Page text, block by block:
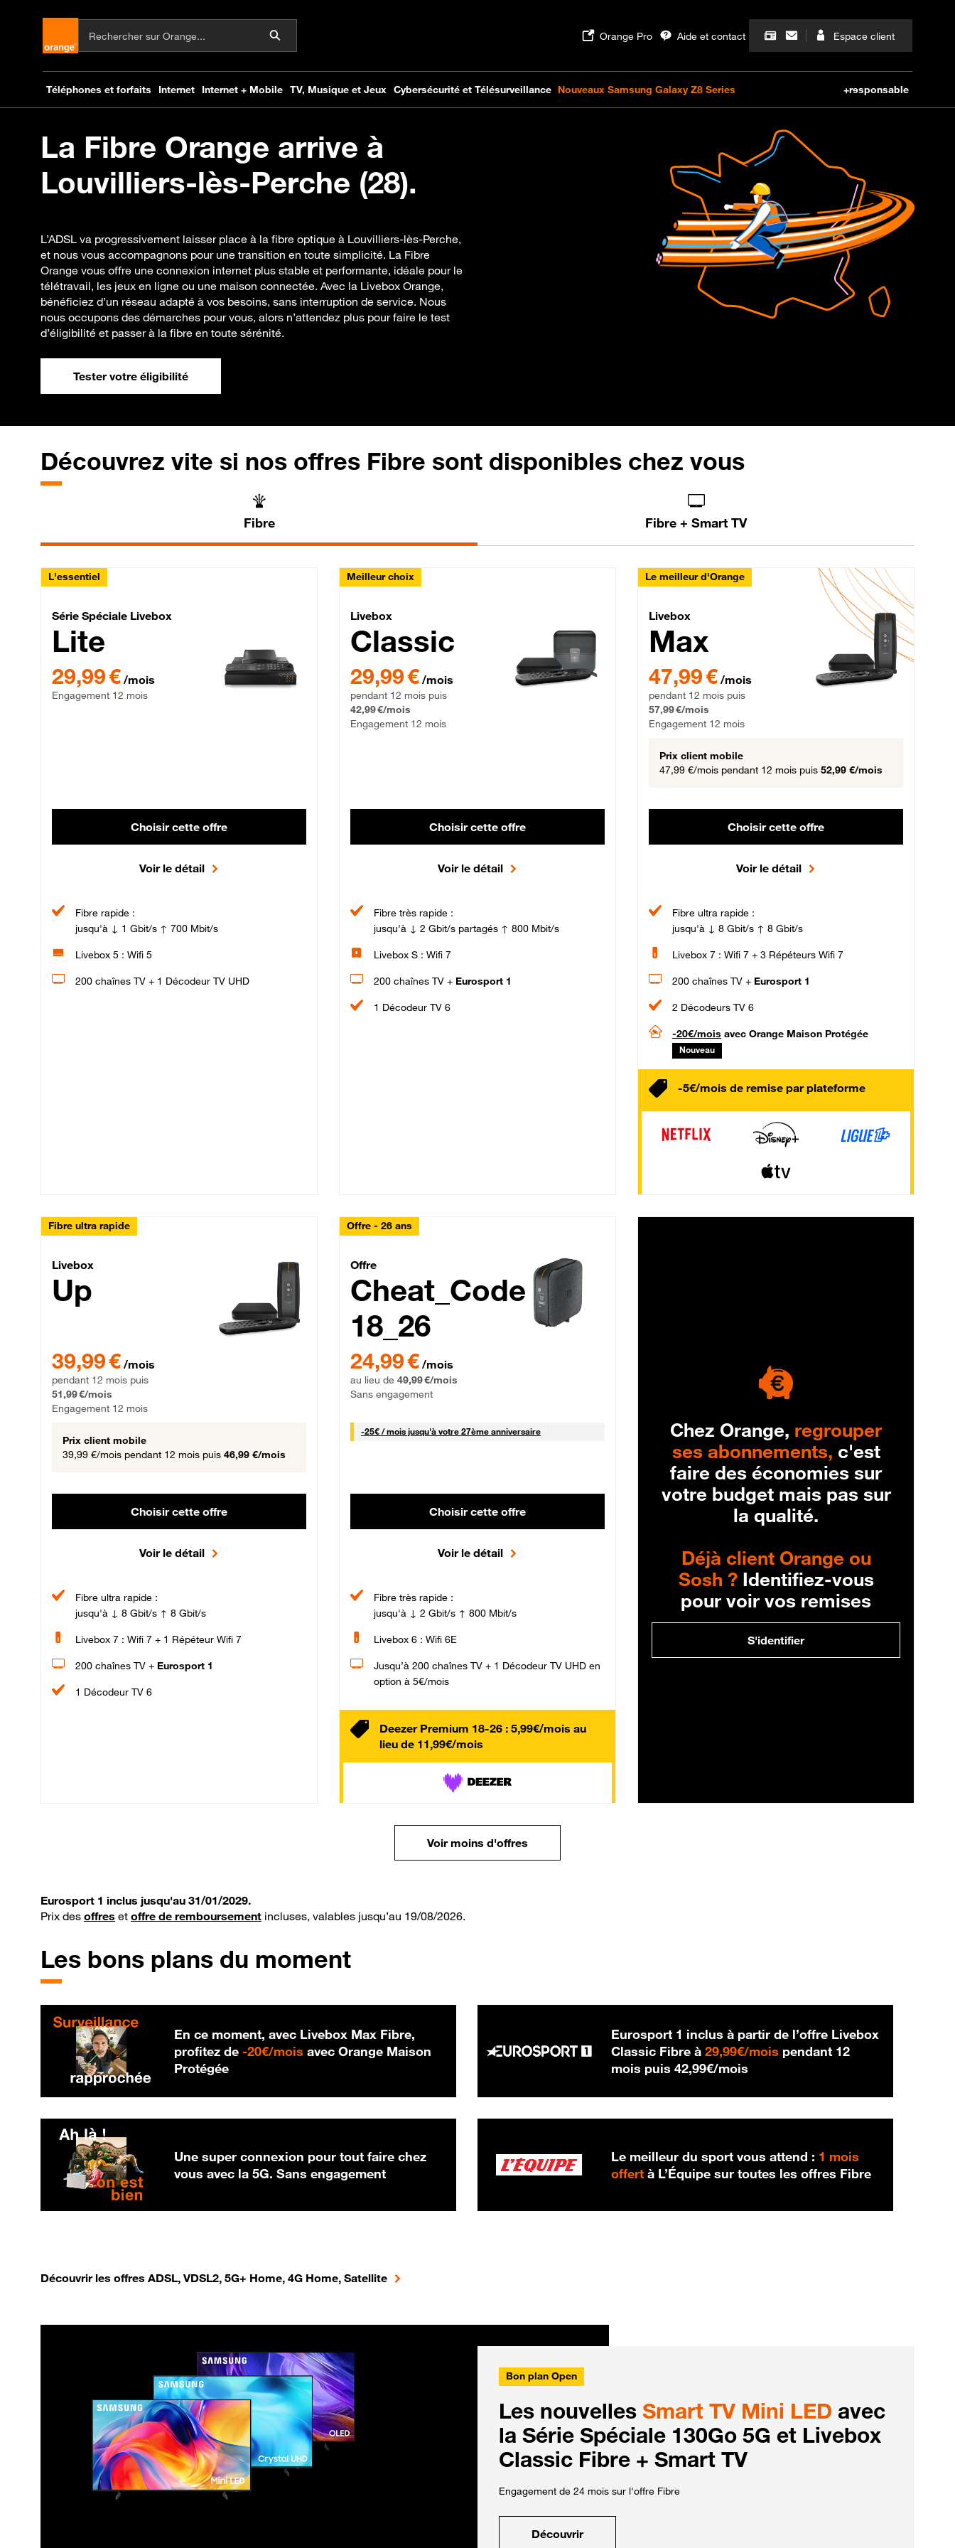
La Fibre Orange arrive à
Louvilliers-lès-Perche (28).
L’ADSL va progressivement laisser place à la fibre optique à Louvilliers-lès-Perche,
et nous vous accompagnons pour une transition en toute simplicité. La Fibre
Orange vous offre une connexion internet plus stable et performante, idéale pour le
télétravail, les jeux en ligne ou une maison connectée. Avec la Livebox Orange,
bénéficiez d’un réseau adapté à vos besoins, sans interruption de service. Nous
nous occupons des démarches pour vous, alors n’attendez plus pour faire le test
d’éligibilité et passer à la fibre en toute sérénité.
Tester votre éligibilité
Découvrez vite si nos offres Fibre sont disponibles chez vous
Fibre Fibre + Smart TV
L'essentiel
Série Spéciale Livebox Lite Fibre
Série Spéciale Livebox
Lite
29,99 € par mois , Engagement 12 mois
29,99 € /mois
Engagement 12 mois
Choisir cette offre
Voir le détail
Fibre rapide :
jusqu'à ↓ 1 Gbit/s ↑ 700 Mbit/s
Livebox 5 : Wifi 5
200 chaînes TV + 1 Décodeur TV UHD
Meilleur choix
Livebox Classic Fibre
Livebox
Classic
29,99 € par mois pendant 12 mois puis 42,99 € par mois, Engagement 12 mois
29,99 € /mois
pendant 12 mois puis
42,99 €/mois
Engagement 12 mois
Choisir cette offre
Voir le détail
Fibre très rapide :
jusqu'à ↓ 2 Gbit/s partagés ↑ 800 Mbit/s
Livebox S : Wifi 7
200 chaînes TV + Eurosport 1
1 Décodeur TV 6
Le meilleur d'Orange
Livebox Max Fibre
Livebox
Max
47,99 € par mois pendant 12 mois puis 57,99 € par mois,
47,99 € /mois
pendant 12 mois puis
57,99 €/mois
Engagement 12 mois
Prix client mobile
47,99 €/mois pendant 12 mois puis 52,99 €/mois
Choisir cette offre
Voir le détail
Fibre ultra rapide :
jusqu'à ↓ 8 Gbit/s ↑ 8 Gbit/s
Livebox 7 : Wifi 7 + 3 Répéteurs Wifi 7
200 chaînes TV + Eurosport 1
2 Décodeurs TV 6
-20€/mois avec Orange Maison Protégée
Nouveau
-5€/mois de remise par plateforme
Fibre ultra rapide
Livebox Up Fibre
Livebox
Up
39,99 € /mois
pendant 12 mois puis
51,99 €/mois
Engagement 12 mois
Prix client mobile
39,99 €/mois pendant 12 mois puis 46,99 €/mois
Choisir cette offre
Voir le détail
Fibre ultra rapide :
jusqu'à ↓ 8 Gbit/s ↑ 8 Gbit/s
Livebox 7 : Wifi 7 + 1 Répéteur Wifi 7
200 chaînes TV + Eurosport 1
1 Décodeur TV 6
Offre - 26 ans
Cheat_Code Fibre_18_26
Offre
Cheat_Code
18_26
24,99 € /mois
au lieu de 49,99 €/mois
Sans engagement
-25€ / mois25 € par mois
jusqu'à votre 27ème anniversaire
Choisir cette offre
Voir le détail
Fibre très rapide :
jusqu'à ↓ 2 Gbit/s ↑ 800 Mbit/s
Livebox 6 : Wifi 6E
Jusqu’à 200 chaînes TV + 1 Décodeur TV UHD en
option à 5€/mois
Deezer Premium 18-26 : 5,99€/mois au
lieu de 11,99€/mois
Chez Orange, regrouper
ses abonnements, c'est
faire des économies sur
votre budget mais pas sur
la qualité.
Déjà client Orange ou
Sosh ?Identifiez-vous
pour voir vos remises
S'identifier
Voir moins d'offres
Eurosport 1 inclus jusqu'au 31/01/2029.
Prix des offres et offre de remboursement incluses, valables jusqu’au 19/08/2026.
Les bons plans du moment
En ce moment, avec Livebox Max Fibre,
profitez de -20€/mois 20 € par mois
avec Orange Maison
Protégée
Eurosport 1 inclus à partir de l’offre Livebox
Classic Fibre à29,99€/mois 29,99 € par mois
pendant 12
mois puis42,99€/mois
Une super connexion pour tout faire chez
vous avec la 5G. Sans engagement
Le meilleur du sport vous attend : 1 mois
offert à L’Équipe sur toutes les offres Fibre
Découvrir les offres ADSL, VDSL2, 5G+ Home, 4G Home, Satellite
Bon plan Open
Les nouvelles Smart TV Mini LED avec
la Série Spéciale 130Go 5G et Livebox
Classic Fibre + Smart TV
Engagement de 24 mois sur l'offre Fibre
Découvrir